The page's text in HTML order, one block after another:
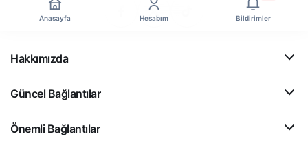
Anasayfa Hesabım Bildirimler
Hakkımızda
Güncel Bağlantılar
Önemli Bağlantılar